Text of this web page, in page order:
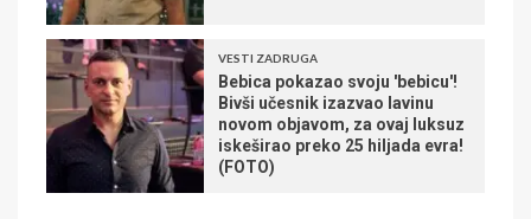
VESTI ZADRUGA
Bebica pokazao svoju 'bebicu'!
Bivši učesnik izazvao lavinu
novom objavom, za ovaj luksuz
iskeširao preko 25 hiljada evra!
(FOTO)